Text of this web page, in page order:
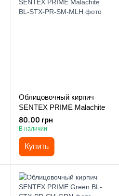
Облицовочный кирпич
SENTEX PRIME Malachite
80.00 грн
В наличии
Купить